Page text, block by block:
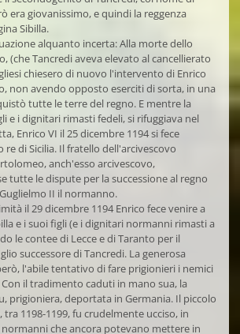
era giovanissimo, e quindi la reggenza
Sibilla.
alquanto incerta: Alla morte dello
(che Tancredi aveva elevato al cancellierato
chiesero di nuovo l'intervento di Enrico
non avendo opposto eserciti di sorta, in una
tutte le terre del regno. E mentre la
e i dignitari rimasti fedeli, si rifuggiava nel
Enrico VI il 25 dicembre 1194 si fece
re di Sicilia. Il fratello dell'arcivescovo
anch'esso arcivescovo,
tutte le dispute per la successione al regno
II il normanno.
il 29 dicembre 1194 Enrico fece venire a
e i suoi figli (e i dignitari normanni rimasti a
le contee di Lecce e di Taranto per il
successore di Tancredi. La generosa
l'abile tentativo di fare prigionieri i nemici
il tradimento caduti in mano sua, la
prigioniera, deportata in Germania. Il piccolo
1198-1199, fu crudelmente ucciso, in
che ancora potevano mettere in